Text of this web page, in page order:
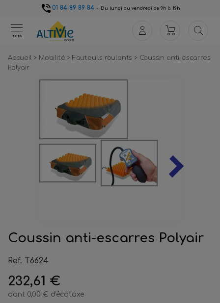
01 84 89 89 84- Du lundi au vendredi de 9h à 19h
menu
Accueil> Mobilité> Fauteuils roulants> Coussin anti-escarres
Polyair
Coussin anti-escarres Polyair
Ref. T6624
232,61 €
dont 0,00 € d'écotaxe